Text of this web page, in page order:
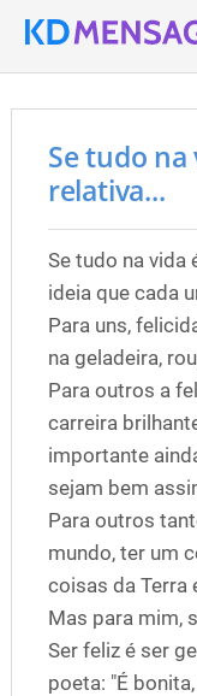
Se tudo
relativa...
Se tudo na vida
ideia que cada
Para uns,
na geladeira,
Para outros a
carreira
importante
sejam bem
Para outros
mundo, ter um
coisas da Terra
Mas para mim,
Ser feliz é ser
poeta: "É